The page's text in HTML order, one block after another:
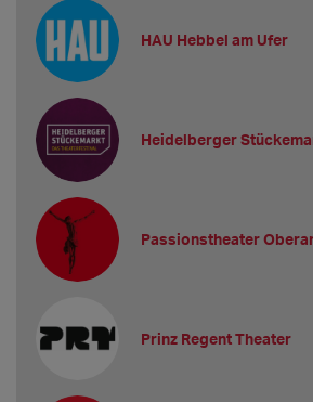
HAU Hebbel am Ufer
Heidelberger
Passionstheater
Prinz Regent Theater